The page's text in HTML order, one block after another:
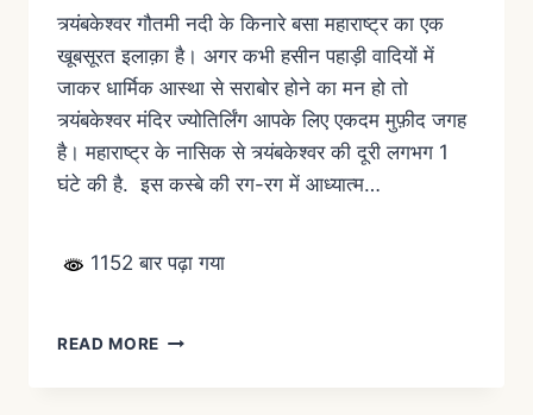
त्र्यंबकेश्वर गौतमी नदी के किनारे बसा महाराष्ट्र का एक
खूबसूरत इलाक़ा है। अगर कभी हसीन पहाड़ी वादियों में
जाकर धार्मिक आस्था से सराबोर होने का मन हो तो
त्र्यंबकेश्वर मंदिर ज्योतिर्लिंग आपके लिए एकदम मुफ़ीद जगह
है। महाराष्ट्र के नासिक से त्र्यंबकेश्वर की दूरी लगभग 1
घंटे की है. इस कस्बे की रग-रग में आध्यात्म…
1152 बार पढ़ा गया
READ MORE